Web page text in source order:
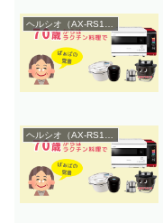
ヘルシオ（AX-RS1B）